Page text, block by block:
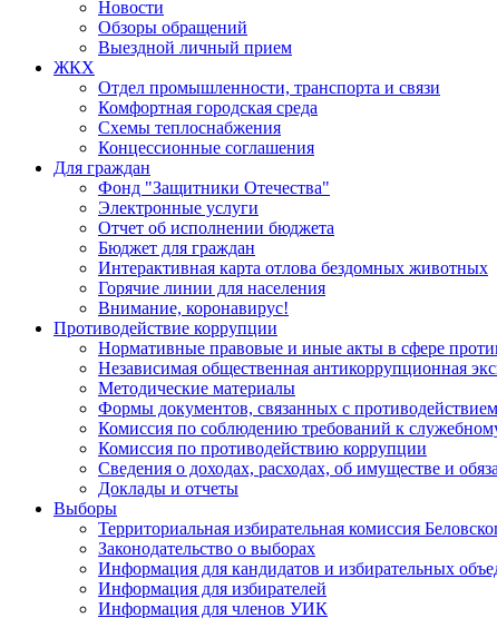
Новости
Обзоры обращений
Выездной личный прием
ЖКХ
Отдел промышленности, транспорта и связи
Комфортная городская среда
Схемы теплоснабжения
Концессионные соглашения
Для граждан
Фонд "Защитники Отечества"
Электронные услуги
Отчет об исполнении бюджета
Бюджет для граждан
Интерактивная карта отлова бездомных животных
Горячие линии для населения
Внимание, коронавирус!
Противодействие коррупции
Нормативные правовые и иные акты в сфере
Независимая общественная антикоррупционная
Методические материалы
Формы документов, связанных с
Комиссия по соблюдению требований к
Комиссия по противодействию коррупции
Сведения о доходах, расходах, об имуществе и
Доклады и отчеты
Выборы
Территориальная избирательная комиссия
Законодательство о выборах
Информация для кандидатов и избирательных
Информация для избирателей
Информация для членов УИК